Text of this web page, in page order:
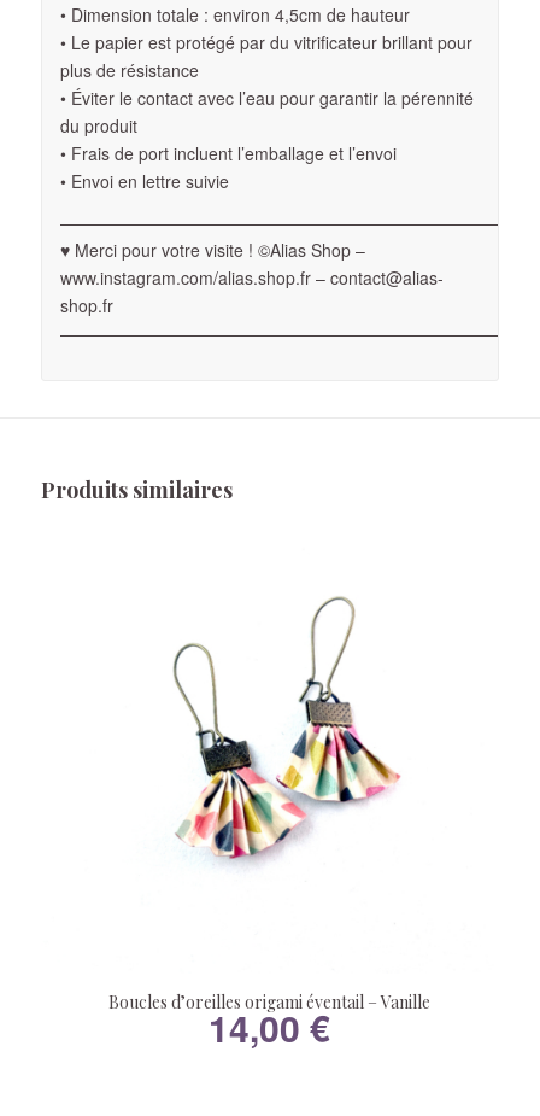
• Dimension totale : environ 4,5cm de hauteur
• Le papier est protégé par du vitrificateur brillant pour
plus de résistance
• Éviter le contact avec l’eau pour garantir la pérennité
du produit
• Frais de port incluent l’emballage et l’envoi
• Envoi en lettre suivie
♥ Merci pour votre visite ! ©Alias Shop –
www.instagram.com/alias.shop.fr – contact@alias-
shop.fr
Produits similaires
Boucles d’oreilles origami éventail – Vanille
14,00€